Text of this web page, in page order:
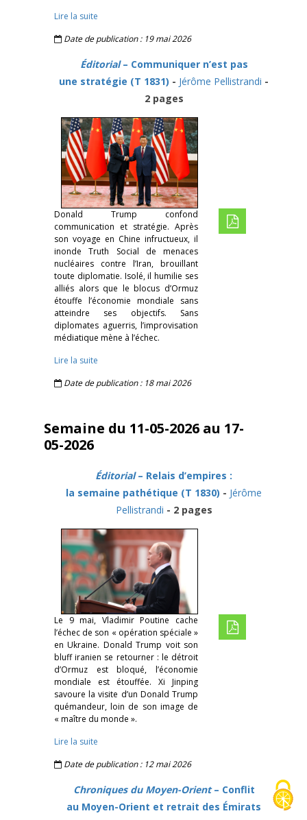
Lire la suite
Date de publication : 19 mai 2026
Éditorial– Communiquer n’est pas
une stratégie (T 1831) - Jérôme Pellistrandi -
2 pages
Donald Trump confond
communication et stratégie. Après
son voyage en Chine infructueux, il
inonde Truth Social de menaces
nucléaires contre l’Iran, brouillant
toute diplomatie. Isolé, il humilie ses
alliés alors que le blocus d’Ormuz
étouffe l’économie mondiale sans
atteindre ses objectifs. Sans
diplomates aguerris, l’improvisation
médiatique mène à l’échec.
Lire la suite
Date de publication : 18 mai 2026
Semaine du 11-05-2026 au 17-
05-2026
Éditorial– Relais d’empires :
la semaine pathétique (T 1830) - Jérôme
Pellistrandi - 2 pages
Le 9 mai, Vladimir Poutine cache
l’échec de son « opération spéciale »
en Ukraine. Donald Trump voit son
bluff iranien se retourner : le détroit
d’Ormuz est bloqué, l’économie
mondiale est étouffée. Xi Jinping
savoure la visite d’un Donald Trump
quémandeur, loin de son image de
« maître du monde ».
Lire la suite
Date de publication : 12 mai 2026
Chroniques du Moyen-Orient– Conflit
au Moyen-Orient et retrait des Émirats